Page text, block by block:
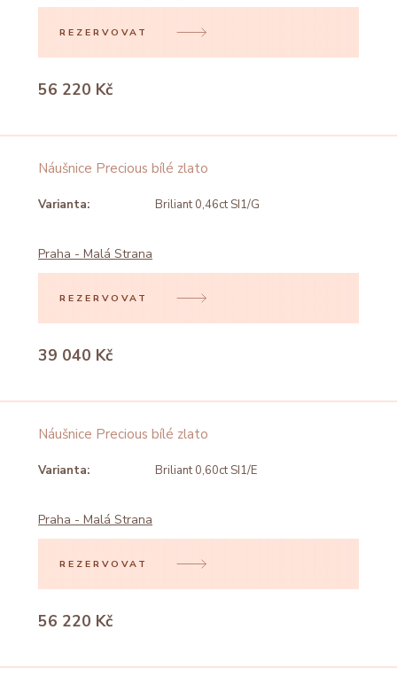
REZERVOVAT
56 220 Kč
Náušnice Precious bílé zlato
Varianta: Briliant 0,46ct SI1/G
Praha - Malá Strana
REZERVOVAT
39 040 Kč
Náušnice Precious bílé zlato
Varianta: Briliant 0,60ct SI1/E
Praha - Malá Strana
REZERVOVAT
56 220 Kč